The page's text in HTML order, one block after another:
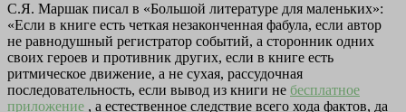
С.Я. Маршак писал в «Большой литературе для маленьких»:
«Если в книге есть четкая незаконченная фабула, если автор
не равнодушный регистратор событий, а сторонник одних
своих героев и противник других, если в книге есть
ритмическое движение, а не сухая, рассудочная
последовательность, если вывод из книги не бесплатное
приложение , а естественное следствие всего хода фактов, да